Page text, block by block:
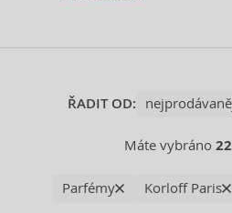
ŘADIT OD:
Máte vybráno 22
Parfémy Korloff Paris